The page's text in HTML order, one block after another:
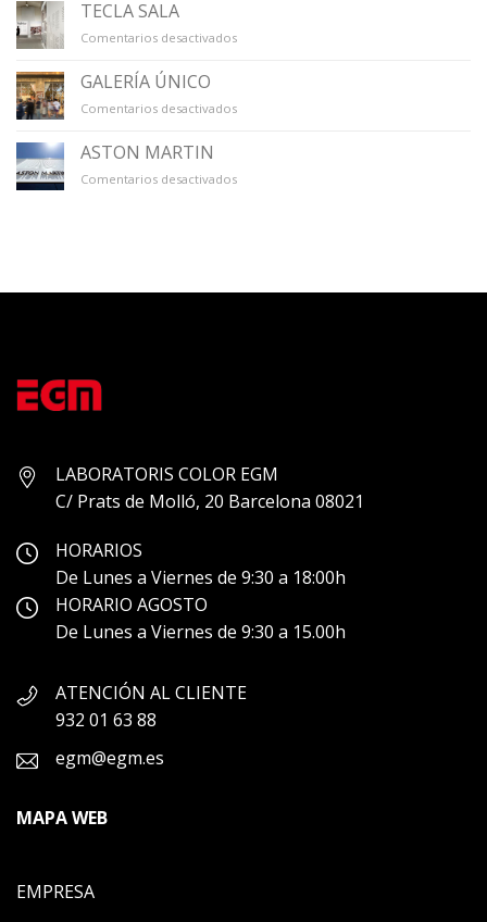
TECLA SALA
Comentarios desactivadosen
GALERÍA ÚNICO
Comentarios desactivadosen
ASTON MARTIN
Comentarios desactivadosen
LABORATORIS COLOR EGM
C/ Prats de Molló, 20 Barcelona 08021
HORARIOS
De Lunes a Viernes de 9:30 a 18:00h
HORARIO AGOSTO
De Lunes a Viernes de 9:30 a 15.00h
ATENCIÓN AL CLIENTE
932 01 63 88
egm@egm.es
MAPA WEB
EMPRESA